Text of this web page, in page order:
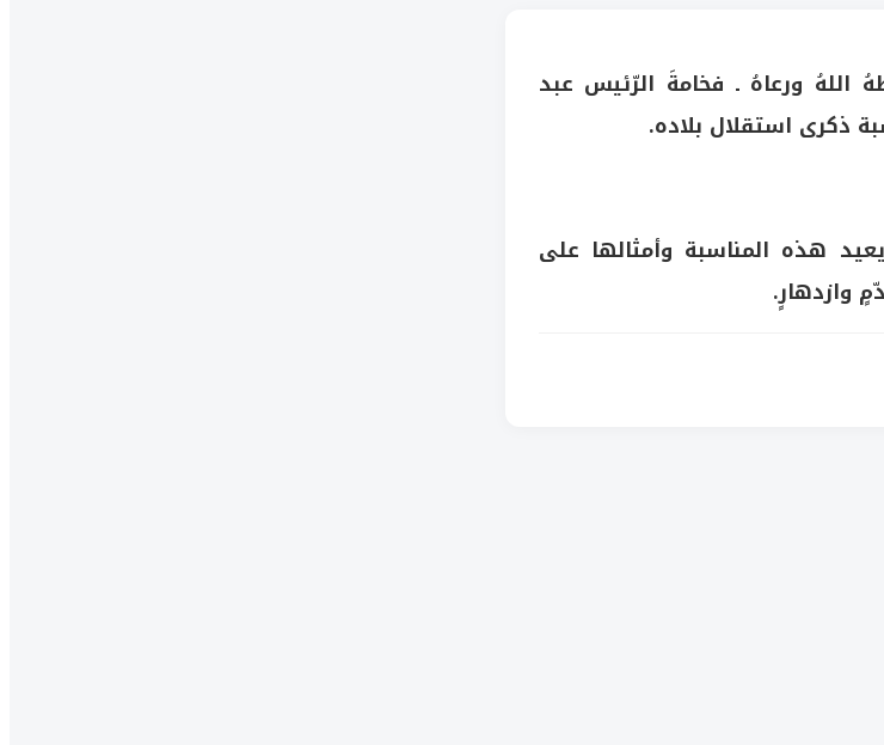
ورعاهُ ـ فخامةَ الرّئيس عبد
ذكرى استقلال بلاده.
هذه المناسبة وأمثالها على
وازدهارٍ.